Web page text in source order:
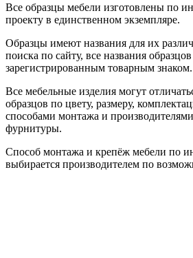
Все образцы мебели изготовлены по
проекту в единственном экземпляре.
Образцы имеют названия для их
поиска по сайту, все названия
зарегистрированным товарным знаком.
Все мебельные изделия могут
образцов по цвету, размеру,
способами монтажа и
фурнитуры.
Способ монтажа и крепёж мебели по
выбирается производителем по